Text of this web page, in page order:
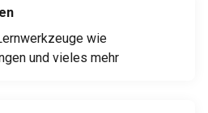
wie
und vieles mehr